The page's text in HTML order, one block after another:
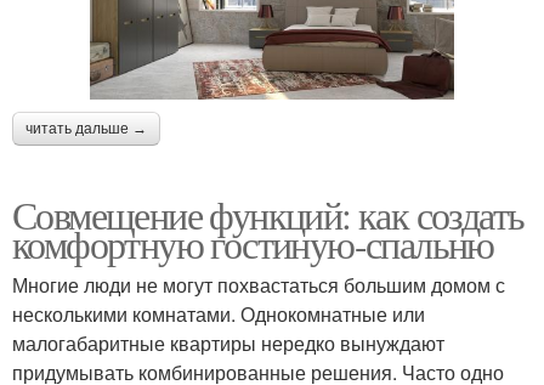
читать дальше →
Совмещение функций: как создать
комфортную гостиную-спальню
Многие люди не могут похвастаться большим домом с
несколькими комнатами. Однокомнатные или
малогабаритные квартиры нередко вынуждают
придумывать комбинированные решения. Часто одно